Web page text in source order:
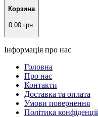
Корзина
0.00 грн.
Інформація про нас
Головна
Про нас
Контакти
Доставка та оплата
Умови повернення
Політика